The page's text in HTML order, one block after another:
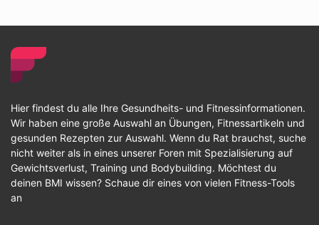
Hier findest du alle Ihre Gesundheits- und Fitnessinformationen.
Wir haben eine große Auswahl an Übungen, Fitnessartikeln und
gesunden Rezepten zur Auswahl. Wenn du Rat brauchst, suche
nicht weiter als in eines unserer Foren mit Spezialisierung auf
Gewichtsverlust, Training und Bodybuilding. Möchtest du
deinen BMI wissen? Schaue dir eines von vielen Fitness-Tools
an